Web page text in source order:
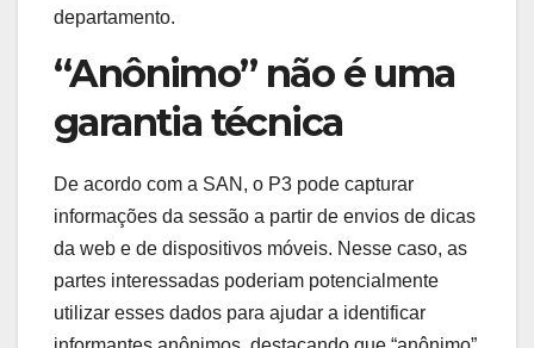
departamento.
“Anônimo” não é uma
garantia técnica
De acordo com a SAN, o P3 pode capturar
informações da sessão a partir de envios de dicas
da web e de dispositivos móveis. Nesse caso, as
partes interessadas poderiam potencialmente
utilizar esses dados para ajudar a identificar